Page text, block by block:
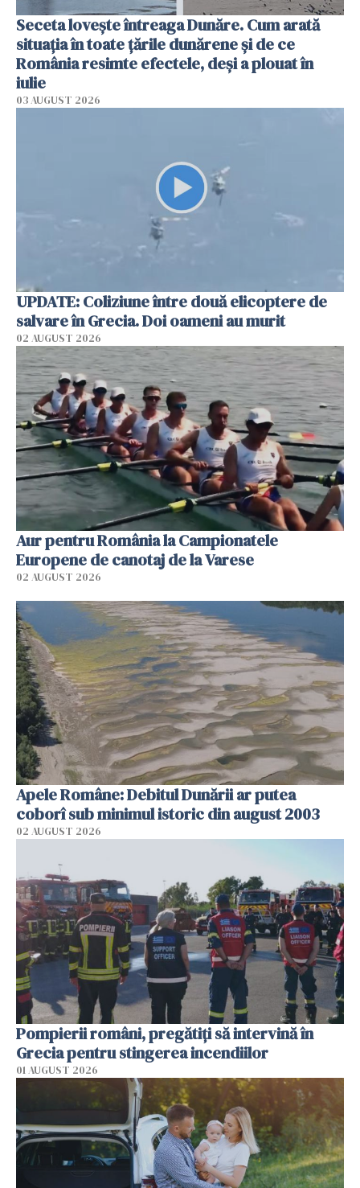
Seceta lovește întreaga Dunăre. Cum arată
situația în toate țările dunărene și de ce
România resimte efectele, deși a plouat în
iulie
03 AUGUST 2026
UPDATE: Coliziune între două elicoptere de
salvare în Grecia. Doi oameni au murit
02 AUGUST 2026
Aur pentru România la Campionatele
Europene de canotaj de la Varese
02 AUGUST 2026
Apele Române: Debitul Dunării ar putea
coborî sub minimul istoric din august 2003
02 AUGUST 2026
Pompierii români, pregătiţi să intervină în
Grecia pentru stingerea incendiilor
01 AUGUST 2026